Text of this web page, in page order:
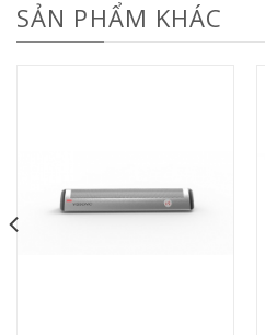
SẢN PHẨM KHÁC